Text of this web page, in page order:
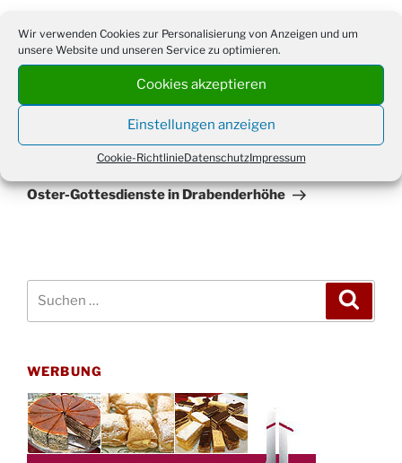
Wir verwenden Cookies zur Personalisierung von Anzeigen und um
unsere Website und unseren Service zu optimieren.
Cookies akzeptieren
Einstellungen anzeigen
Cookie-RichtlinieDatenschutzImpressum
Beitragsnavigation
Beitrag
Frühlingsfest der Volksmusik: Antonia Melzer aus
Drabenderhöhe ist mit dabei
Beitrag
Oster-Gottesdienste in Drabenderhöhe
WERBUNG